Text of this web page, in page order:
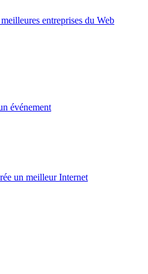
entreprises du Web
événement
un meilleur Internet